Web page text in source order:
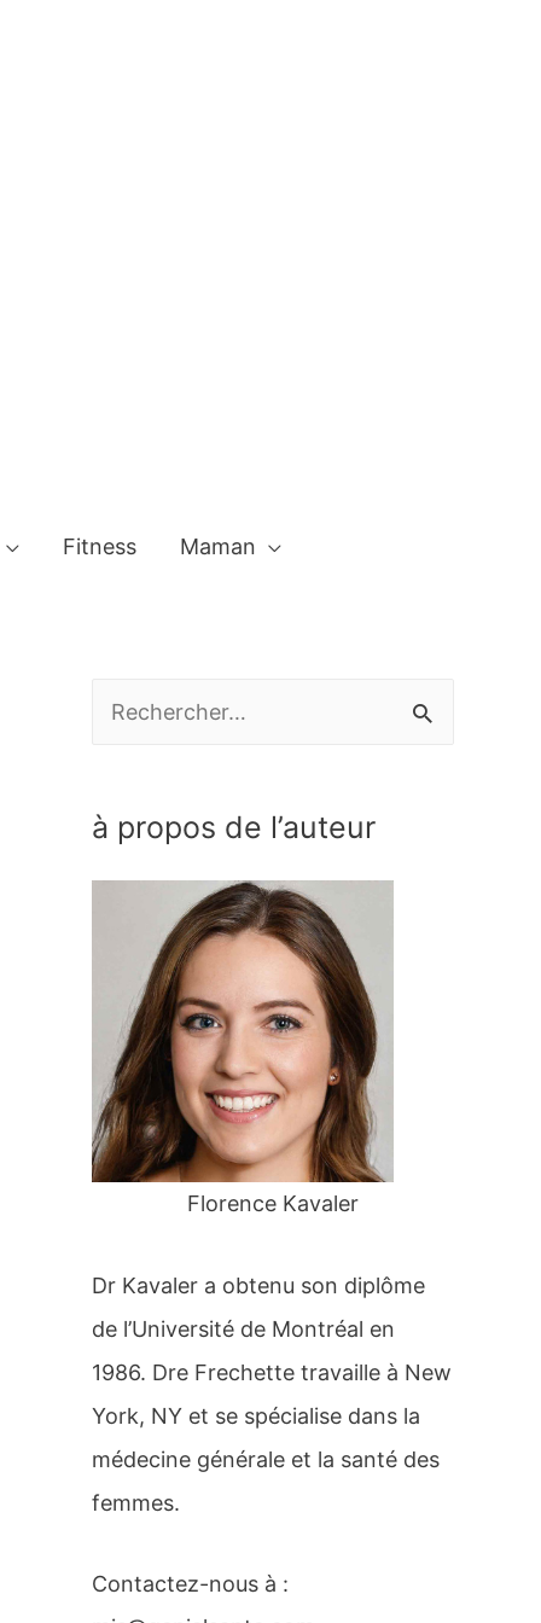
Fitness Maman
h
:
à propos de l’auteur
Florence Kavaler
Dr Kavaler a obtenu son diplôme
de l’Université de Montréal en
1986. Dre Frechette travaille à New
York, NY et se spécialise dans la
médecine générale et la santé des
femmes.
Contactez-nous à :